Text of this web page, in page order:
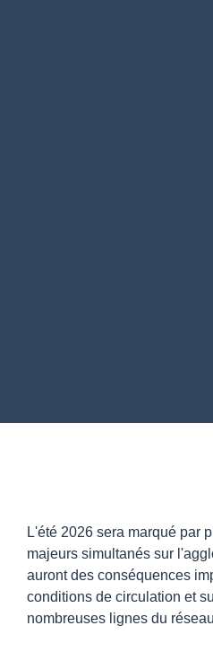
L'été 2026 sera marqué par
majeurs simultanés sur
auront des conséquences
conditions de circulation et
nombreuses lignes du